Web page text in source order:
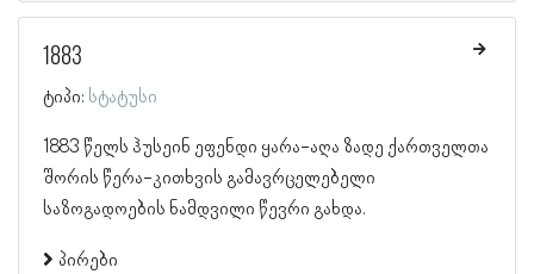
1883
ტიპი: სტატუსი
1883 წელს ჰუსეინ ეფენდი ყარა-აღა ზადე ქართველთა
შორის წერა-კითხვის გამავრცელებელი
საზოგადოების ნამდვილი წევრი გახდა.
პირები